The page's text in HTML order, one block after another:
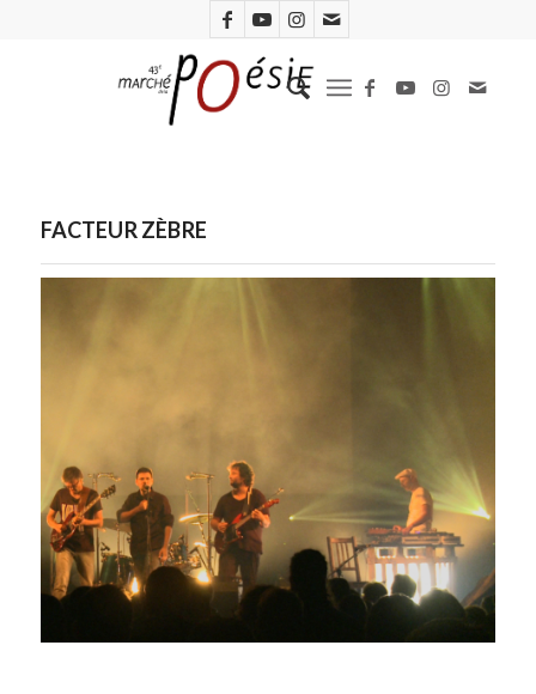
FACTEUR ZÈBRE
Facteur Zèbre. Photo D.R.